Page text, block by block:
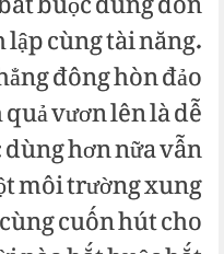
cùng tài năng.
đông hòn đảo
vươn lên là dễ
hơn nữa vẫn
môi trường xung
cuốn hút cho